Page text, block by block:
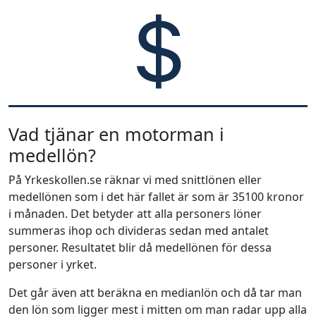
Vad tjänar en motorman i
medellön?
På Yrkeskollen.se räknar vi med snittlönen eller
medellönen som i det här fallet är som är 35100 kronor
i månaden. Det betyder att alla personers löner
summeras ihop och divideras sedan med antalet
personer. Resultatet blir då medellönen för dessa
personer i yrket.
Det går även att beräkna en medianlön och då tar man
den lön som ligger mest i mitten om man radar upp alla